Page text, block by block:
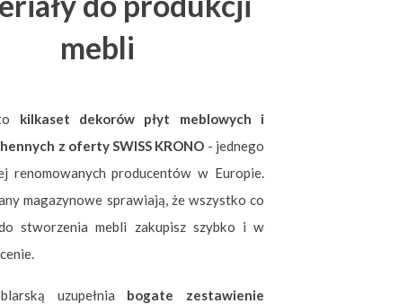
mebli
kilkaset dekorów płyt meblowych i
z oferty SWISS KRONO - jednego
renomowanych producentów w Europie.
magazynowe sprawiają, że wszystko co
stworzenia mebli zakupisz szybko i w
uzupełnia bogate zestawienie